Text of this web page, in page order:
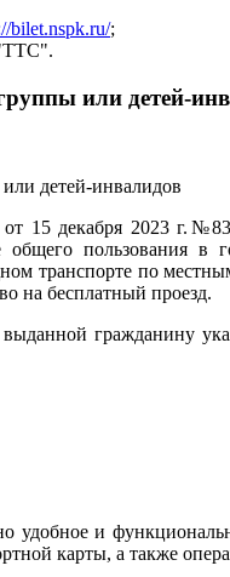
bilet.nspk.ru/;
"ТТС".
или детей-
от 15 декабря 2023
общего пользования
транспорте по
на бесплатный проезд.
гражданину
удобное и
карты, а также